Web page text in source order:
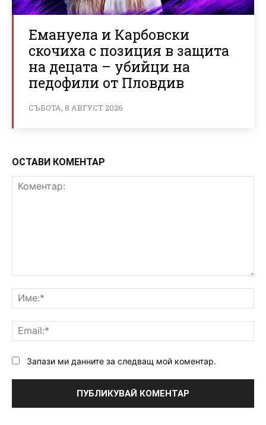
Емануела и Карбовски
скочиха с позиция в защита
на децата – убийци на
педофили от Пловдив
СЪБОТА, 8 АВГУСТ 2026
ОСТАВИ КОМЕНТАР
Запази ми данните за следващ мой коментар.